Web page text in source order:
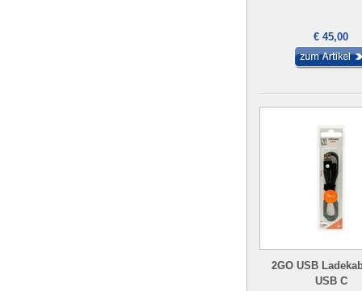
€ 45,00
2GO USB
USB C